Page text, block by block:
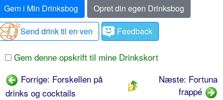
Gem i Min Drinksbog
Opret din egen Drinksbog
Send drink til en ven
Feedback
Gem denne opskrift til mine Drinkskort
Forrige: Forskellen på
drinks og cocktails
Næste: Fortuna
frappé